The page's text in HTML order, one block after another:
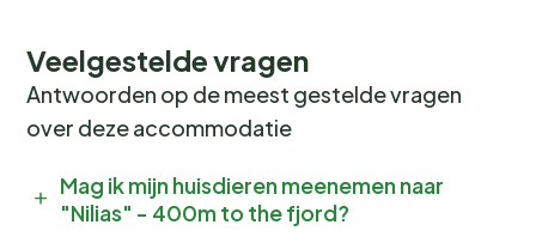
Veelgestelde vragen
Antwoorden op de meest gestelde vragen
over deze accommodatie
Mag ik mijn huisdieren meenemen naar
"Nilias" - 400m to the fjord?